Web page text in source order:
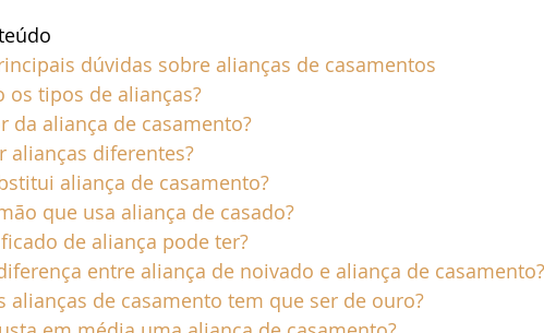
Vestido de noiva
dúvidas sobre alianças de casamentos
os tipos de alianças?
da aliança de casamento?
alianças diferentes?
aliança de casamento?
que usa aliança de casado?
de aliança pode ter?
entre aliança de noivado e aliança de casamento?
alianças de casamento tem que ser de ouro?